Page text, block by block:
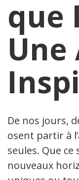
que
Une
De nos jours,
osent partir à
seules. Que
nouveaux